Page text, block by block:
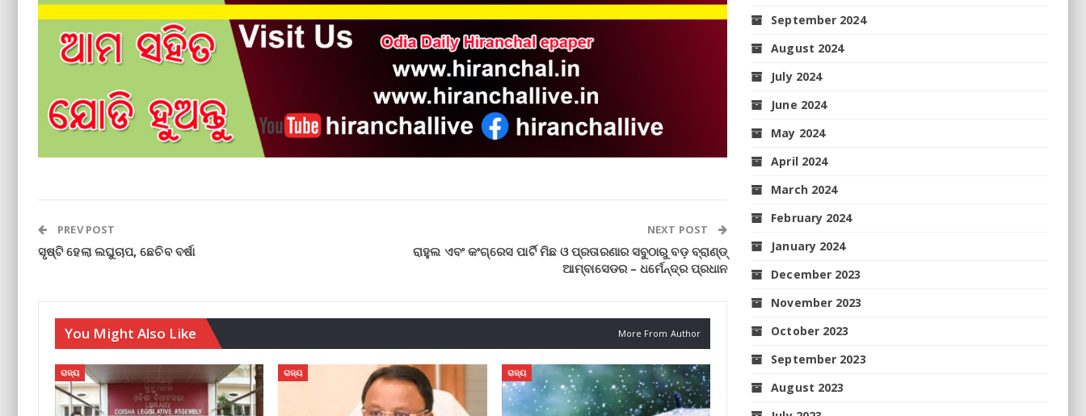
PREV POST
ସୃଷ୍ଟି ହେଲା ଲଘୁଚାପ, ଛେଚିବ ବର୍ଷା
NEXT POST
ରାହୁଲ ଏବଂ କଂଗ୍ରେସ ପାର୍ଟି ମିଛ ଓ ପ୍ରତାରଣାର ସବୁଠାରୁ ବଡ଼ ବ୍ରାଣ୍ଡ୍
ଆମ୍ବାସେଡର – ଧର୍ମେନ୍ଦ୍ର ପ୍ରଧାନ
You Might Also Like More From Author
ରାଜ୍ୟ ରାଜ୍ୟ ରାଜ୍ୟ
September 2024
August 2024
July 2024
June 2024
May 2024
April 2024
March 2024
February 2024
January 2024
December 2023
November 2023
October 2023
September 2023
August 2023